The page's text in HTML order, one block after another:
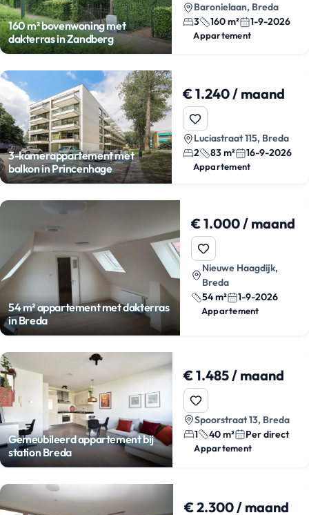
160 m² bovenwoning met
dakterras in Zandberg
Baronielaan, Breda
3
160 m² 1-9-2026
Appartement
3-kamerappartement met
balkon in Princenhage
€ 1.240 / maand
Luciastraat 115, Breda
2
83 m² 16-9-2026
Appartement
54 m² appartement met dakterras
in Breda
€ 1.000 / maand
Nieuwe Haagdijk,
Breda
54 m²
1-9-2026
Appartement
Gemeubileerd appartement bij
station Breda
€ 1.485 / maand
Spoorstraat 13, Breda
1
40 m² Per direct
Appartement
€ 2.300 / maand